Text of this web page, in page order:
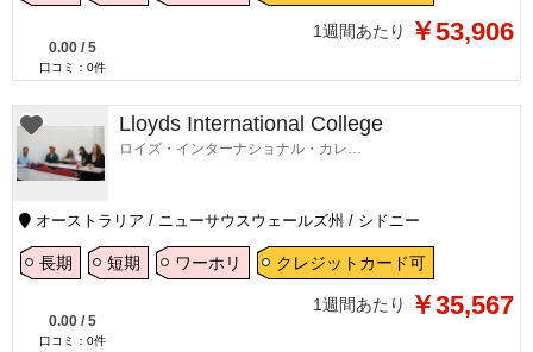
0.00 / 5
口コミ： 0件
1週間あたり ￥53,906
Lloyds International College
ロイズ・インターナショナル・カレッジ
オーストラリア / ニューサウスウェールズ州 / シドニー
長期 短期 ワーホリ クレジットカード可
0.00 / 5
口コミ： 0件
1週間あたり ￥35,567